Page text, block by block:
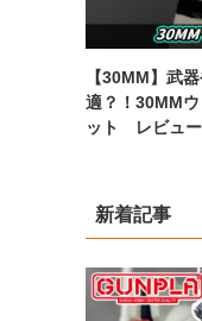
【30MM】武
適？！30MM
ット レビュー
新着記事